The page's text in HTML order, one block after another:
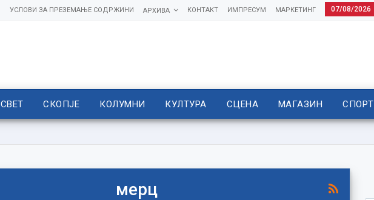
07/08/2026
МАРКЕТИНГ
ИМПРЕСУМ
КОНТАКТ
АРХИВА
УСЛОВИ ЗА ПРЕЗЕМАЊЕ СОДРЖИНИ
СВЕТ СКОПЈЕ КОЛУМНИ КУЛТУРА СЦЕНА МАГАЗИН СПОРТ
мерц